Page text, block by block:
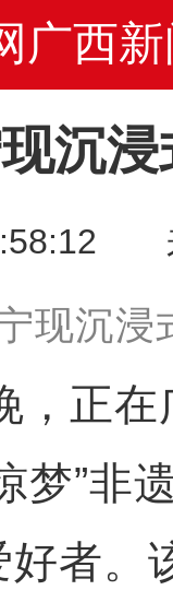
广西新
沉
正在
梦”非
者。